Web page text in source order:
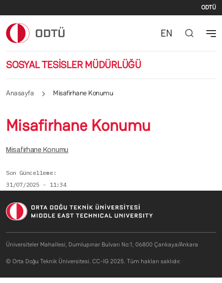
ODTÜ
SOSYAL TESİSLER MÜDÜRLÜĞÜ
EN
Anasayfa Misafirhane Konumu
Misafirhane Konumu
Misafirhane Konumu
Son Güncelleme
31/07/2025 - 11:34
Üniversiteler Mahallesi, Dumlupınar Bulvarı No:1, 06800 Çankaya/Ankara
© Orta Doğu Teknik Üniversitesi. CC-IG 2025. Tüm hakları saklıdır.